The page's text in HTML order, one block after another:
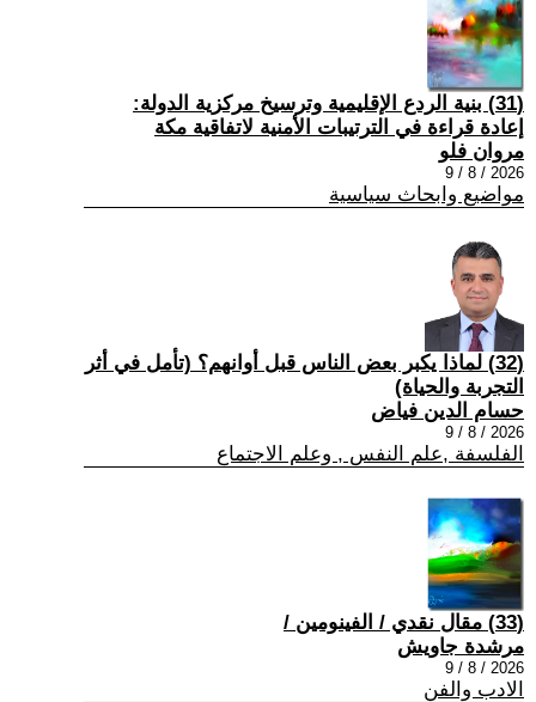
(31) بنية الردع الإقليمية وترسيخ مركزية الدولة:
إعادة قراءة في الترتيبات الأمنية لاتفاقية مكة
مروان فلو
2026 / 8 / 9
مواضيع وابحاث سياسية
(32) لماذا يكبر بعض الناس قبل أوانهم؟ (تأمل في أثر
التجربة والحياة)
حسام الدين فياض
2026 / 8 / 9
الفلسفة ,علم النفس , وعلم الاجتماع
(33) مقال نقدي / الفينومين /
مرشدة جاويش
2026 / 8 / 9
الادب والفن